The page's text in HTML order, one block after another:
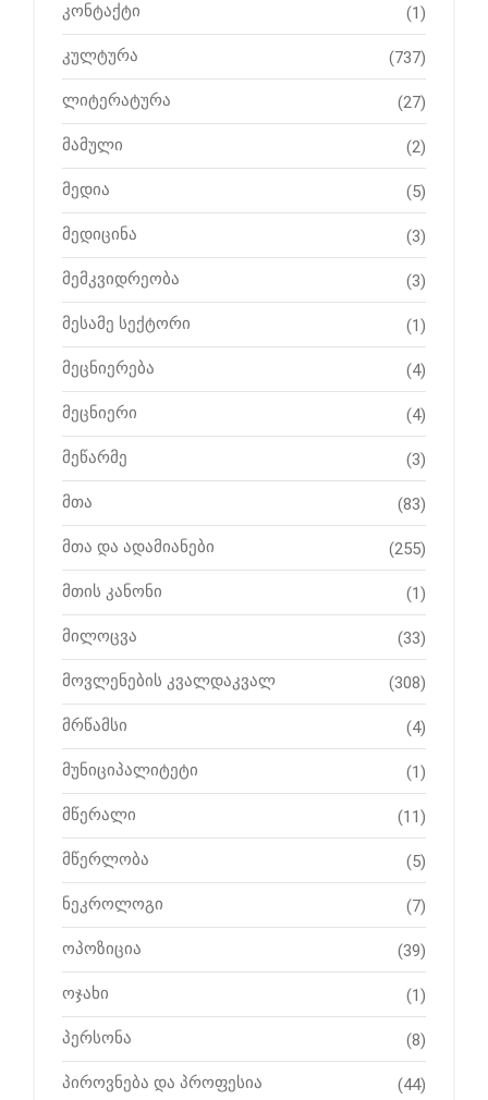
კონტაქტი (1)
კულტურა (737)
ლიტერატურა (27)
მამული (2)
მედია (5)
მედიცინა (3)
მემკვიდრეობა (3)
მესამე სექტორი (1)
მეცნიერება (4)
მეცნიერი (4)
მეწარმე (3)
მთა (83)
მთა და ადამიანები (255)
მთის კანონი (1)
მილოცვა (33)
მოვლენების კვალდაკვალ (308)
მრწამსი (4)
მუნიციპალიტეტი (1)
მწერალი (11)
მწერლობა (5)
ნეკროლოგი (7)
ოპოზიცია (39)
ოჯახი (1)
პერსონა (8)
პიროვნება და პროფესია (44)